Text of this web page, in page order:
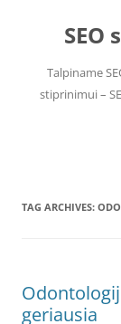
content
Talpiname
stiprinimui –
TAG ARCHIVES:
geriausia